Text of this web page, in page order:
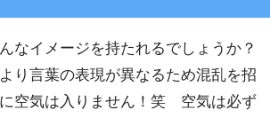
なイメージを持たれるでしょうか？
り言葉の表現が異なるため混乱を招
空気は入りません！笑 空気は必ず